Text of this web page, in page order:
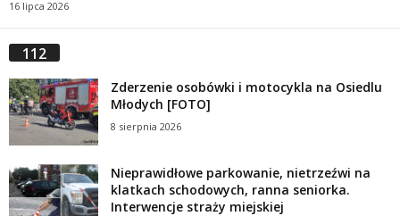
16 lipca 2026
112
Zderzenie osobówki i motocykla na Osiedlu
Młodych [FOTO]
8 sierpnia 2026
Nieprawidłowe parkowanie, nietrzeźwi na
klatkach schodowych, ranna seniorka.
Interwencje straży miejskiej